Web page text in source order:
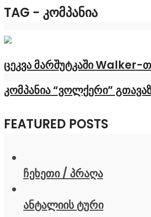
TAG - ᲙᲝᲛᲞᲐᲜᲘᲐ
ცეკვა მარშუტკაში
კომპანია “ვოლქერი”
FEATURED POSTS
ჩეხეთი / პრაღა
ანტალიის ტური